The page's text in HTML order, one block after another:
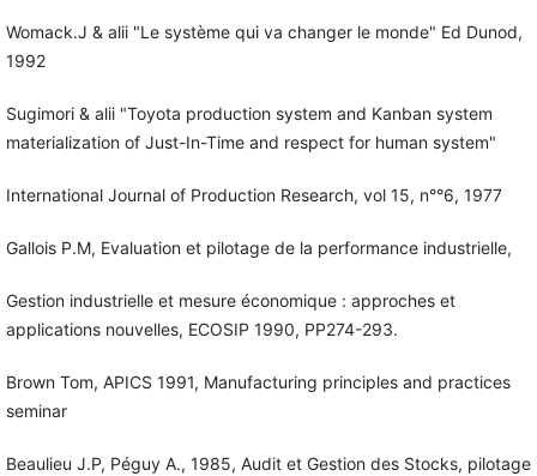
Womack.J & alii "Le système qui va changer le monde" Ed Dunod,
1992
Sugimori & alii "Toyota production system and Kanban system
materialization of Just-In-Time and respect for human system"
International Journal of Production Research, vol 15, n°°6, 1977
Gallois P.M, Evaluation et pilotage de la performance industrielle,
Gestion industrielle et mesure économique : approches et
applications nouvelles, ECOSIP 1990, PP274-293.
Brown Tom, APICS 1991, Manufacturing principles and practices
seminar
Beaulieu J.P, Péguy A., 1985, Audit et Gestion des Stocks, pilotage